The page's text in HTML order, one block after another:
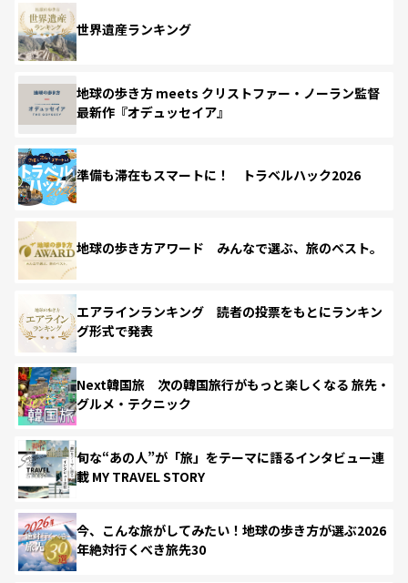
世界遺産ランキング
地球の歩き方 meets クリストファー・ノーラン監督
最新作『オデュッセイア』
準備も滞在もスマートに！ トラベルハック2026
地球の歩き方アワード みんなで選ぶ、旅のベスト。
エアラインランキング 読者の投票をもとにランキン
グ形式で発表
Next韓国旅 次の韓国旅行がもっと楽しくなる 旅先・
グルメ・テクニック
旬な“あの人”が「旅」をテーマに語るインタビュー連
載 MY TRAVEL STORY
今、こんな旅がしてみたい！地球の歩き方が選ぶ2026
年絶対行くべき旅先30